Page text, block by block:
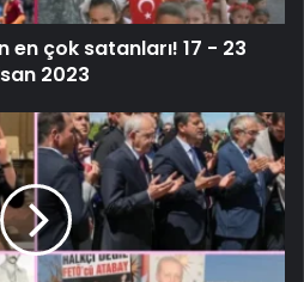
en çok satanları! 17 - 23
2023